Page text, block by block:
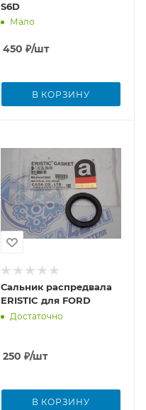
S6D
Мало
450 ₽/шт
В КОРЗИНУ
Сальник распредвала
ERISTIC для FORD
Достаточно
250 ₽/шт
В КОРЗИНУ